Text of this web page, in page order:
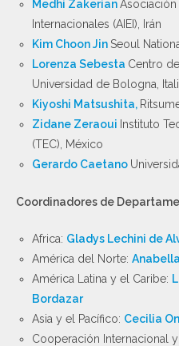
Medhi ZakerianAsociación
Internacionales (AIEI), Irán
Kim Choon JinSeoul
Lorenza Sebesta Centro
Universidad de Bologna,
Kiyoshi Matsushita,
Zidane Zeraoui Instituto
(TEC), México
Gerardo Caetano
Coordinadores de
Africa: Gladys Lechini de
América del Norte:
América Latina y el Caribe:
Bordazar
Asia y el Pacífico: Cecilia
Cooperación Internacional